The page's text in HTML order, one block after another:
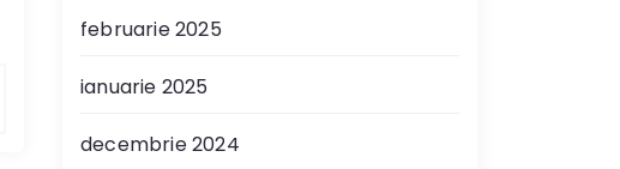
februarie 2025
ianuarie 2025
decembrie 2024